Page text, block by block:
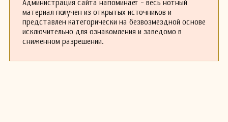
признанию в музыкальных кругах.
Его творчество также включает множество
сонат, симфоний и музыкальных пьес, которые
ныне изучаются и исполняются современными
музыкантами. Валкьерс оставил заметный
след в истории французской музыки,
Администрация сайта напоминает - весь нотный
материал получен из открытых источников и
представлен категорически на безвозмездной основе
исключительно для ознакомления и заведомо в
сниженном разрешении.